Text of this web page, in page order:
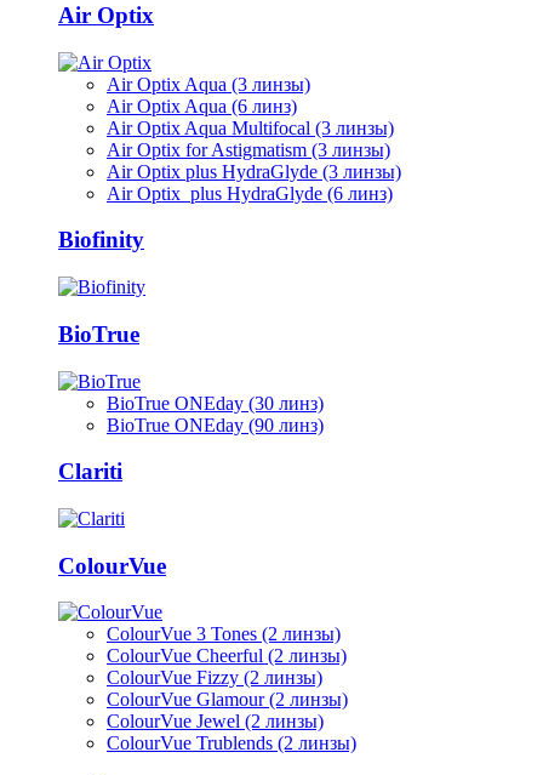
Air Optix
Air Optix Aqua (3 линзы)
Air Optix Aqua (6 линз)
Air Optix Aqua Multifocal (3 линзы)
Air Optix for Astigmatism (3 линзы)
Air Optix plus HydraGlyde (3 линзы)
Air Optix plus HydraGlyde (6 линз)
Biofinity
BioTrue
BioTrue ONEday (30 линз)
BioTrue ONEday (90 линз)
Clariti
ColourVue
ColourVue 3 Tones (2 линзы)
ColourVue Cheerful (2 линзы)
ColourVue Fizzy (2 линзы)
ColourVue Glamour (2 линзы)
ColourVue Jewel (2 линзы)
ColourVue Trublends (2 линзы)